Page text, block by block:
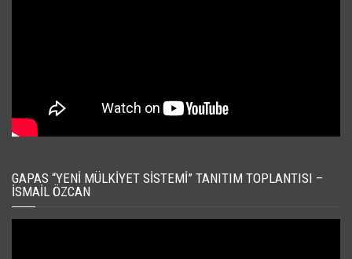
GAPAS “YENI MÜLKIYET SISTEMI” TANITIM TOPLANTISI –
İSMAIL ÖZCAN